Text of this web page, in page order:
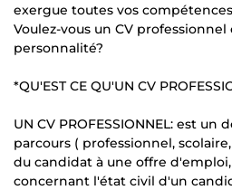
exergue toutes vos
Voulez-vous un CV
personnalité?
*QU'EST CE QU'UN CV
UN CV PROFESSIONNEL: est
parcours ( professionnel,
du candidat à une offre
concernant l'état civil d'un